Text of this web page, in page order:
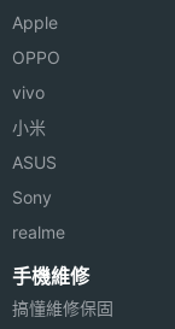
Apple
OPPO
vivo
小米
ASUS
Sony
realme
手機維修
搞懂維修保固